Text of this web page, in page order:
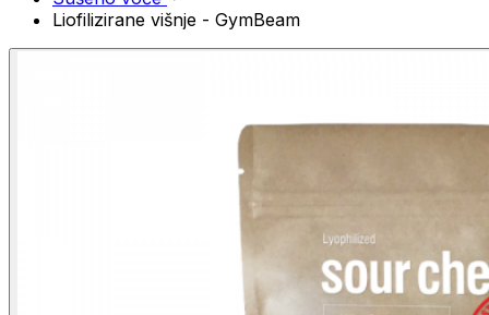
Liofilizirane višnje - GymBeam